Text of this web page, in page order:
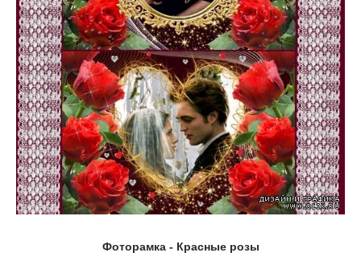
Фоторамка - Красные розы